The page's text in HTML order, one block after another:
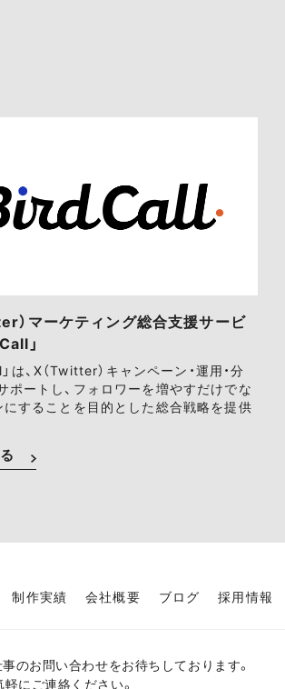
）マーケティング総合支援サービ
」
は、X（Twitter）キャンペーン・運用・分
ポートし、フォロワーを増やすだけでな
にすることを目的とした総合戦略を提供
制作実績 会社概要 ブログ 採用情報
のお問い合わせをお待ちしております。
にご連絡ください。